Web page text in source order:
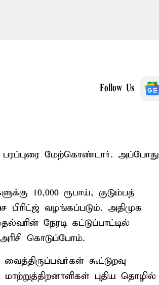
Follow Us
பரப்புரை மேற்கொண்டார். அப்போது
10,000 ரூபாய், குடும்பத்
வழங்கப்படும். அதிமுக
நேரடி கட்டுப்பாட்டில்
கொடுப்போம்.
கூட்டுறவு
புதிய தொழில்